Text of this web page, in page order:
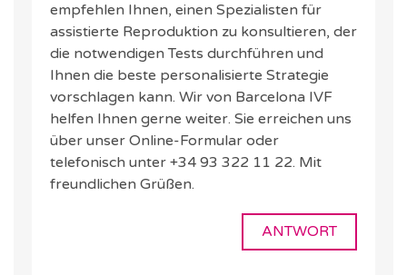
empfehlen Ihnen, einen Spezialisten für
assistierte Reproduktion zu konsultieren, der
die notwendigen Tests durchführen und
Ihnen die beste personalisierte Strategie
vorschlagen kann. Wir von Barcelona IVF
helfen Ihnen gerne weiter. Sie erreichen uns
über unser Online-Formular oder
telefonisch unter +34 93 322 11 22. Mit
freundlichen Grüßen.
ANTWORT